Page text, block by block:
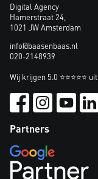
Digital Agency
Hamerstraat 24,
1021 JW Amsterdam
info@baasenbaas.nl
020-2148939
Wij krijgen 5.0 ⭐⭐⭐⭐⭐
Partners